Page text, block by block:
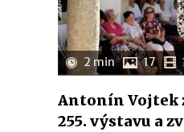
2 min 17
Antonín Vojtek
255. výstavu a